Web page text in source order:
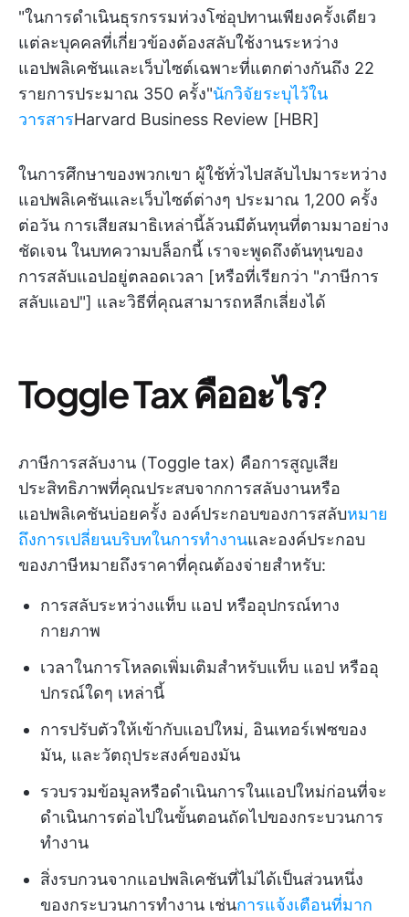
"ในการดำเนินธุรกรรมห่วงโซ่อุปทานเพียงครั้งเดียว
แต่ละบุคคลที่เกี่ยวข้องต้องสลับใช้งานระหว่าง
แอปพลิเคชันและเว็บไซต์เฉพาะที่แตกต่างกันถึง 22
รายการประมาณ 350 ครั้ง"นักวิจัยระบุไว้ใน
วารสารHarvard Business Review [HBR]
ในการศึกษาของพวกเขา ผู้ใช้ทั่วไปสลับไปมาระหว่าง
แอปพลิเคชันและเว็บไซต์ต่างๆ ประมาณ 1,200 ครั้ง
ต่อวัน การเสียสมาธิเหล่านี้ล้วนมีต้นทุนที่ตามมาอย่าง
ชัดเจน ในบทความบล็อกนี้ เราจะพูดถึงต้นทุนของ
การสลับแอปอยู่ตลอดเวลา [หรือที่เรียกว่า "ภาษีการ
สลับแอป"] และวิธีที่คุณสามารถหลีกเลี่ยงได้
Toggle Tax คืออะไร?
ภาษีการสลับงาน (Toggle tax) คือการสูญเสีย
ประสิทธิภาพที่คุณประสบจากการสลับงานหรือ
แอปพลิเคชันบ่อยครั้ง องค์ประกอบของการสลับหมาย
ถึงการเปลี่ยนบริบทในการทำงานและองค์ประกอบ
ของภาษีหมายถึงราคาที่คุณต้องจ่ายสำหรับ:
การสลับระหว่างแท็บ แอป หรืออุปกรณ์ทาง
กายภาพ
เวลาในการโหลดเพิ่มเติมสำหรับแท็บ แอป หรืออุ
ปกรณ์ใดๆ เหล่านี้
การปรับตัวให้เข้ากับแอปใหม่, อินเทอร์เฟซของ
มัน, และวัตถุประสงค์ของมัน
รวบรวมข้อมูลหรือดำเนินการในแอปใหม่ก่อนที่จะ
ดำเนินการต่อไปในขั้นตอนถัดไปของกระบวนการ
ทำงาน
สิ่งรบกวนจากแอปพลิเคชันที่ไม่ได้เป็นส่วนหนึ่ง
ของกระบวนการทำงาน เช่นการแจ้งเตือนที่มาก